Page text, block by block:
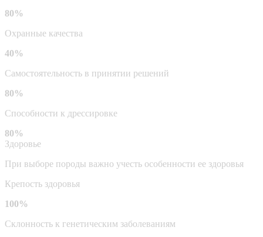
80%
Охранные качества
40%
Самостоятельность в принятии решений
80%
Способности к дрессировке
80%
Здоровье
При выборе породы важно учесть особенности ее здоровья
Крепость здоровья
100%
Склонность к генетическим заболеваниям